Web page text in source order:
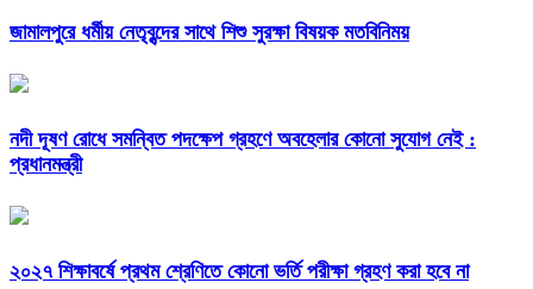
জামালপুরে ধর্মীয় নেতৃবৃন্দের সাথে শিশু সুরক্ষা বিষয়ক মতবিনিময়
নদী দূষণ রোধে সমন্বিত পদক্ষেপ গ্রহণে অবহেলার কোনো সুযোগ নেই :
প্রধানমন্ত্রী
২০২৭ শিক্ষাবর্ষে প্রথম শ্রেণিতে কোনো ভর্তি পরীক্ষা গ্রহণ করা হবে না